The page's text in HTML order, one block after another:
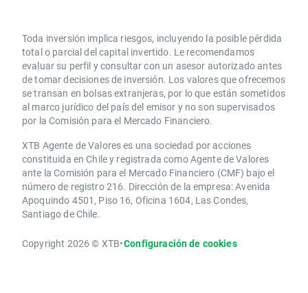
Toda inversión implica riesgos, incluyendo la posible pérdida
total o parcial del capital invertido. Le recomendamos
evaluar su perfil y consultar con un asesor autorizado antes
de tomar decisiones de inversión. Los valores que ofrecemos
se transan en bolsas extranjeras, por lo que están sometidos
al marco jurídico del país del emisor y no son supervisados
por la Comisión para el Mercado Financiero.
XTB Agente de Valores es una sociedad por acciones
constituida en Chile y registrada como Agente de Valores
ante la Comisión para el Mercado Financiero (CMF) bajo el
número de registro 216. Dirección de la empresa: Avenida
Apoquindo 4501, Piso 16, Oficina 1604, Las Condes,
Santiago de Chile.
Copyright 2026 © XTB•Configuración de cookies